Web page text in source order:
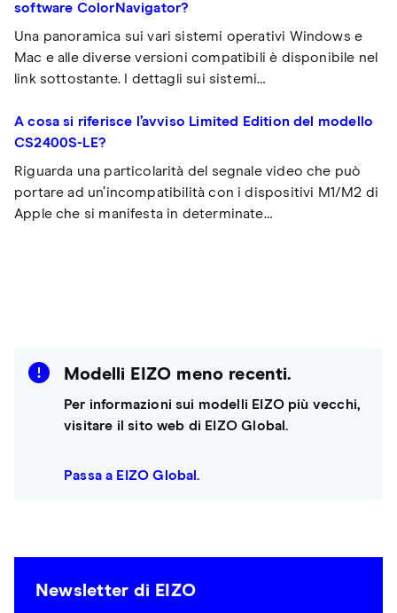
software ColorNavigator?
Una panoramica sui vari sistemi operativi Windows e
Mac e alle diverse versioni compatibili è disponibile nel
link sottostante. I dettagli sui sistemi…
A cosa si riferisce l’avviso Limited Edition del modello
CS2400S-LE?
Riguarda una particolarità del segnale video che può
portare ad un’incompatibilità con i dispositivi M1/M2 di
Apple che si manifesta in determinate…
Modelli EIZO meno recenti.
Per informazioni sui modelli EIZO più vecchi,
visitare il sito web di EIZO Global.
Passa a EIZO Global.
Newsletter di EIZO